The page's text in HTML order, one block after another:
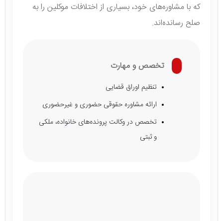
که با مشاوره‌های خود، بسیاری از اختلافات موکلین را به
صلح رسانده‌اند.
تخصص و مهارت
تنظیم اوراق قضایی
ارائه مشاوره حقوقی حضوری و غیرحضوری
تخصص در وکالت پرونده‌های خانواده، ملکی
و ثبتی